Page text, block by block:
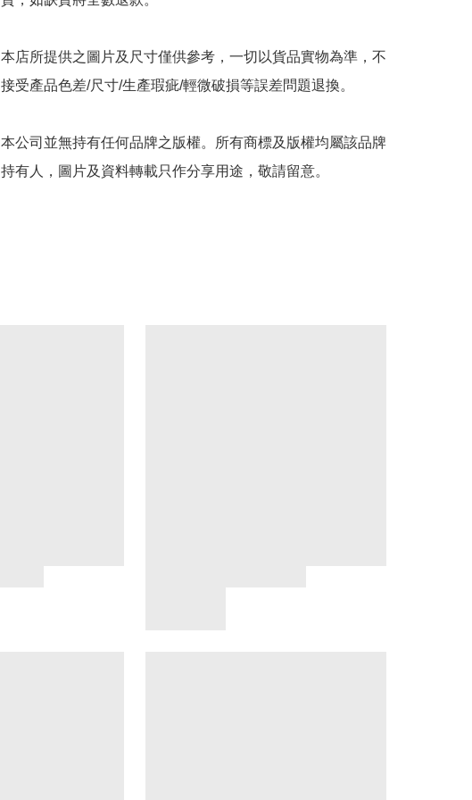
本店所提供之圖片及尺寸僅供參考，一切以貨品實物為準，不
接受產品色差/尺寸/生產瑕疵/輕微破損等誤差問題退換。
本公司並無持有任何品牌之版權。所有商標及版權均屬該品牌
持有人，圖片及資料轉載只作分享用途，敬請留意。